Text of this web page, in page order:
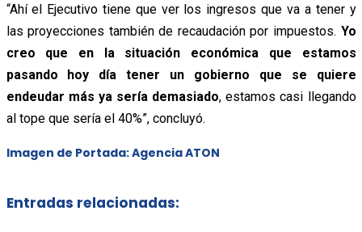
“Ahí el Ejecutivo tiene que ver los ingresos que va a tener y
las proyecciones también de recaudación por impuestos. Yo
creo que en la situación económica que estamos
pasando hoy día tener un gobierno que se quiere
endeudar más ya sería demasiado, estamos casi llegando
al tope que sería el 40%”, concluyó.
Imagen de Portada: Agencia ATON
Entradas relacionadas: